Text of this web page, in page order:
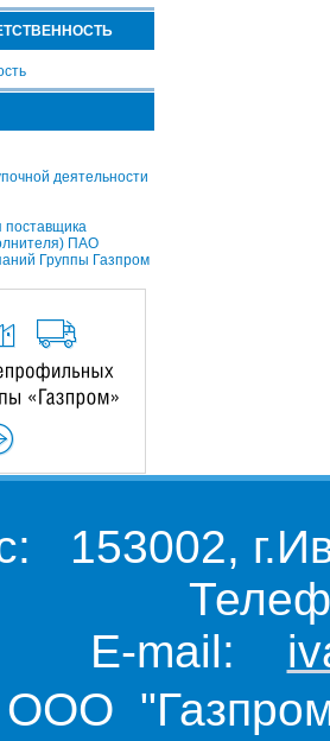
деятельности
поставщика
ПАО
Группы Газпром
153002,
E-mail:
"Газпром